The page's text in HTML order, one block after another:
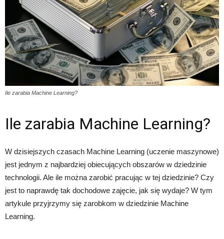
Ile zarabia Machine Learning?
Ile zarabia Machine Learning?
W dzisiejszych czasach Machine Learning (uczenie maszynowe)
jest jednym z najbardziej obiecujących obszarów w dziedzinie
technologii. Ale ile można zarobić pracując w tej dziedzinie? Czy
jest to naprawdę tak dochodowe zajęcie, jak się wydaje? W tym
artykule przyjrzymy się zarobkom w dziedzinie Machine
Learning.